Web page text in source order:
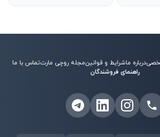
درباره ماشرایط و قوانینمجله روچی مارتتماس با ما
راهنمای فروشندگان